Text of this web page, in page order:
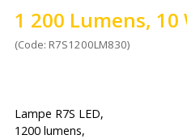
1 200 Lumens, 10
(Code: R7S1200LM830)
Lampe R7S LED,
1200 lumens,